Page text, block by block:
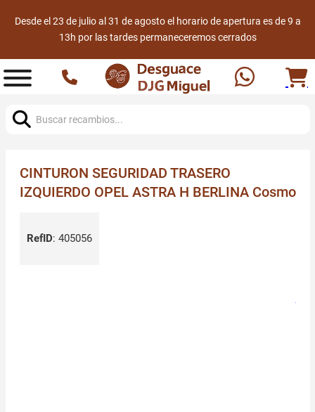
Desde el 23 de julio al 31 de agosto el horario de apertura es de 9 a
13h por las tardes permaneceremos cerrados
CINTURON SEGURIDAD TRASERO
IZQUIERDO OPEL ASTRA H BERLINA Cosmo
RefID: 405056